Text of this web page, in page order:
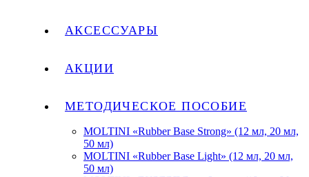
АКСЕССУАРЫ
АКЦИИ
МЕТОДИЧЕСКОЕ ПОСОБИЕ
MOLTINI «Rubber Base Strong» (12 мл, 20 мл,
50 мл)
MOLTINI «Rubber Base Light» (12 мл, 20 мл,
50 мл)